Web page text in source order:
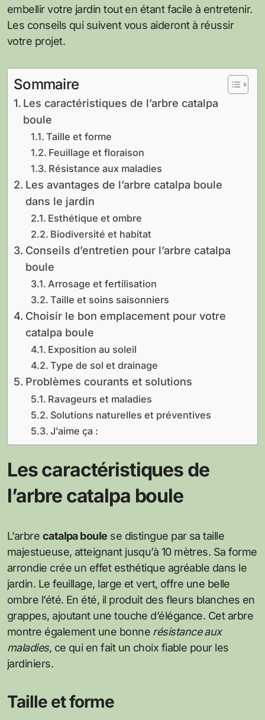
embellir votre jardin tout en étant facile à entretenir.
Les conseils qui suivent vous aideront à réussir
votre projet.
Sommaire
Les caractéristiques de l’arbre catalpa
boule
Taille et forme
Feuillage et floraison
Résistance aux maladies
Les avantages de l’arbre catalpa boule
dans le jardin
Esthétique et ombre
Biodiversité et habitat
Conseils d’entretien pour l’arbre catalpa
boule
Arrosage et fertilisation
Taille et soins saisonniers
Choisir le bon emplacement pour votre
catalpa boule
Exposition au soleil
Type de sol et drainage
Problèmes courants et solutions
Ravageurs et maladies
Solutions naturelles et préventives
J’aime ça :
Les caractéristiques de
l’arbre catalpa boule
L’arbre catalpa boule se distingue par sa taille
majestueuse, atteignant jusqu’à 10 mètres. Sa forme
arrondie crée un effet esthétique agréable dans le
jardin. Le feuillage, large et vert, offre une belle
ombre l’été. En été, il produit des fleurs blanches en
grappes, ajoutant une touche d’élégance. Cet arbre
montre également une bonne résistance aux
maladies, ce qui en fait un choix fiable pour les
jardiniers.
Taille et forme